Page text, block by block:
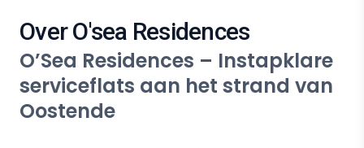
Over O'sea Residences
O’Sea Residences – Instapklare
serviceflats aan het strand van
Oostende